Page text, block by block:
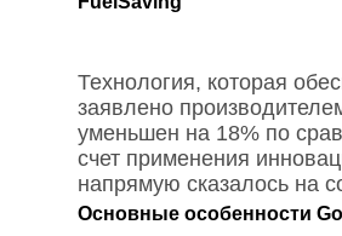
Технология, которая
заявлено
уменьшен на 18% по
счет применения
напрямую сказалось на
Основные особенности